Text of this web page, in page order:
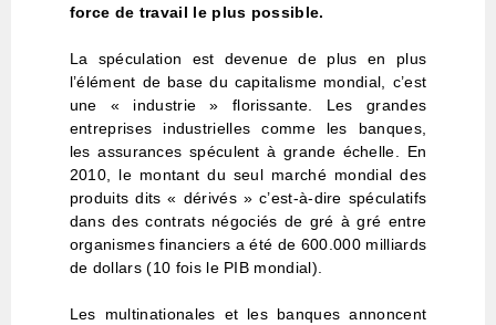
force de travail le plus possible.
La spéculation est devenue de plus en plus
l’élément de base du capitalisme mondial, c’est
une « industrie » florissante. Les grandes
entreprises industrielles comme les banques,
les assurances spéculent à grande échelle. En
2010, le montant du seul marché mondial des
produits dits « dérivés » c’est-à-dire spéculatifs
dans des contrats négociés de gré à gré entre
organismes financiers a été de 600.000 milliards
de dollars (10 fois le PIB mondial).
Les multinationales et les banques annoncent